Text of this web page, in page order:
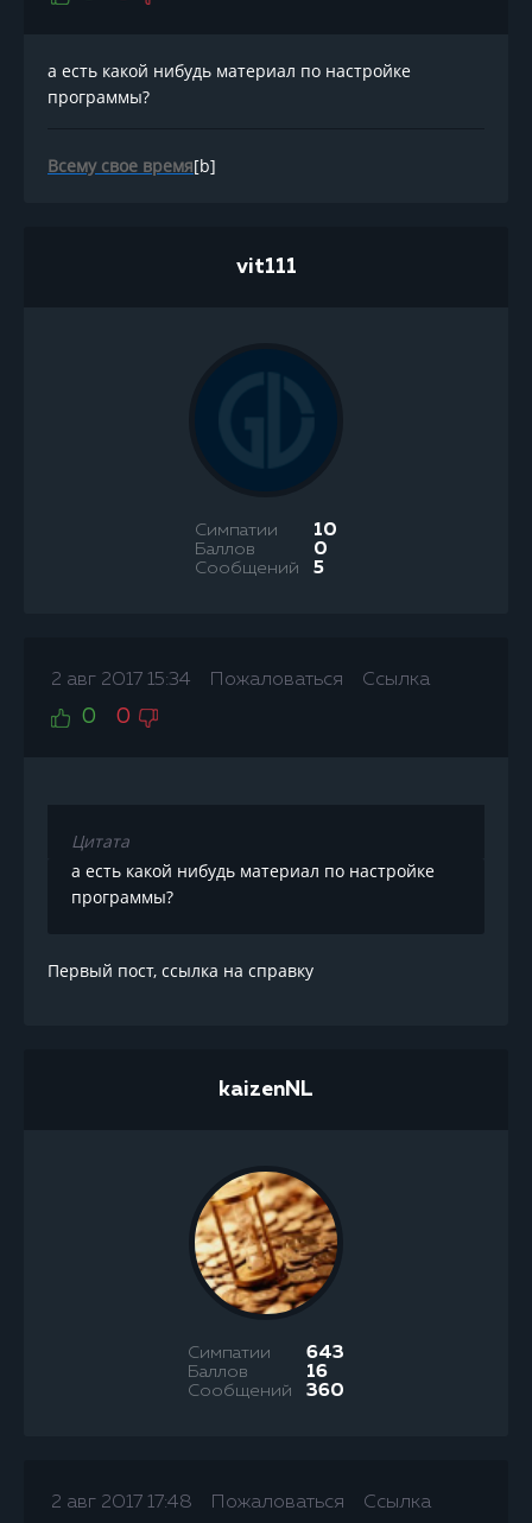
а есть какой нибудь материал по настройке
программы?
Всему свое время[b]
vit111
Симпатии 10
Баллов 0
Сообщений 5
2 авг 2017 15:34 Пожаловаться Ссылка
0 0
Цитата
а есть какой нибудь материал по настройке
программы?
Первый пост, ссылка на справку
kaizenNL
Симпатии 643
Баллов 16
Сообщений 360
2 авг 2017 17:48 Пожаловаться Ссылка